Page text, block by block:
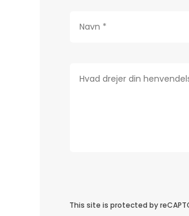
This site is protected by